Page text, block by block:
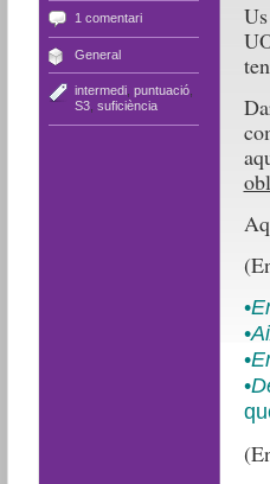
1 comentari
General
intermedi, puntuació,
S3, suficiència
•
•
•
•